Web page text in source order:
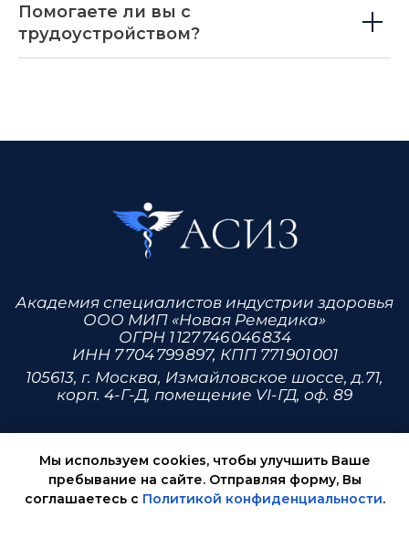
Помогаете ли вы с
трудоустройством?
Мы используем cookies, чтобы улучшить Ваше
пребывание на сайте. Отправляя форму, Вы
соглашаетесь с Политикой конфиденциальности.